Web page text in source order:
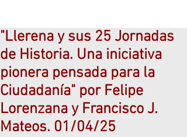
"Llerena y sus 25 Jornadas
de Historia. Una iniciativa
pionera pensada para la
Ciudadanía" por Felipe
Lorenzana y Francisco J.
Mateos. 01/04/25